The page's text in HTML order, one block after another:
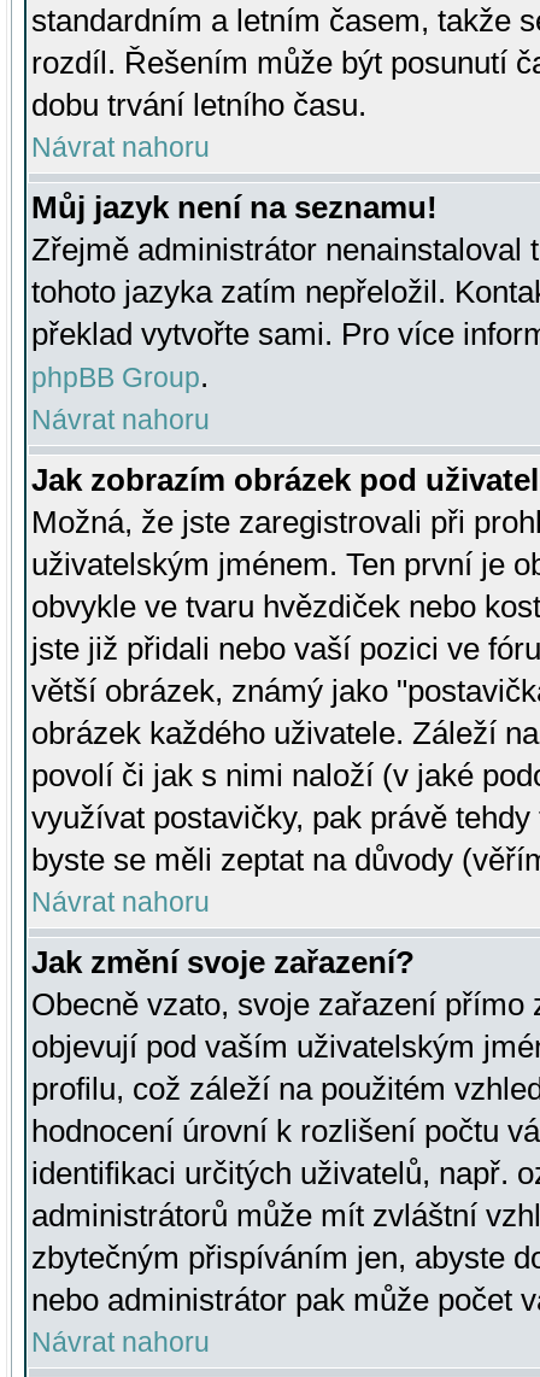
standardním a letním časem, takže
rozdíl. Řešením může být posunutí
dobu trvání letního času.
Návrat nahoru
Můj jazyk není na seznamu!
Zřejmě administrátor nenainstaloval
tohoto jazyka zatím nepřeložil.
překlad vytvořte sami. Pro více
phpBB Group.
Návrat nahoru
Jak zobrazím obrázek pod
Možná, že jste zaregistrovali při
uživatelským jménem. Ten první je
obvykle ve tvaru hvězdiček nebo
jste již přidali nebo vaší pozici ve
větší obrázek, známý jako
obrázek každého uživatele. Záleží
povolí či jak s nimi naloží (v jaké
využívat postavičky, pak právě
byste se měli zeptat na důvody
Návrat nahoru
Jak změní svoje zařazení?
Obecně vzato, svoje zařazení přímo
objevují pod vaším uživatelským
profilu, což záleží na použitém
hodnocení úrovní k rozlišení počtu
identifikaci určitých uživatelů, např.
administrátorů může mít zvláštní
zbytečným přispíváním jen, abyste
nebo administrátor pak může počet
Návrat nahoru